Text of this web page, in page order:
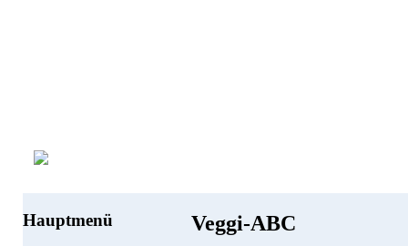
Hauptmenü Veggi-ABC